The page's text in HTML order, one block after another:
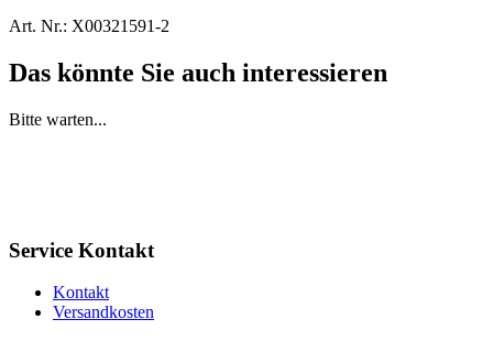
Art. Nr.: X00321591-2
Das könnte Sie auch interessieren
Bitte warten...
Service Kontakt
Kontakt
Versandkosten